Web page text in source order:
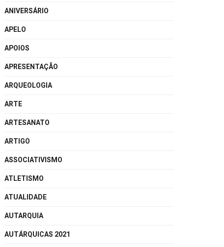
ANIVERSÁRIO
APELO
APOIOS
APRESENTAÇÃO
ARQUEOLOGIA
ARTE
ARTESANATO
ARTIGO
ASSOCIATIVISMO
ATLETISMO
ATUALIDADE
AUTARQUIA
AUTÁRQUICAS 2021